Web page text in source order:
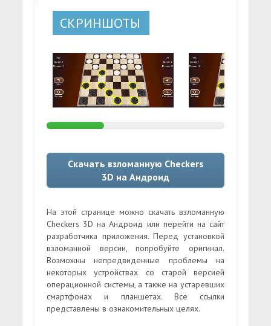
СКРИНШОТЫ
Скачать взломанную Checkers
3D на Андроид
На этой странице можно скачать взломанную
Checkers 3D на Андроид или перейти на сайт
разработчика приложения. Перед установкой
взломанной версии, попробуйте оригинал.
Возможны непредвиденные проблемы на
некоторых устройствах со старой версией
операционной системы, а также на устаревших
смартфонах и планшетах. Все ссылки
представлены в ознакомительных целях.